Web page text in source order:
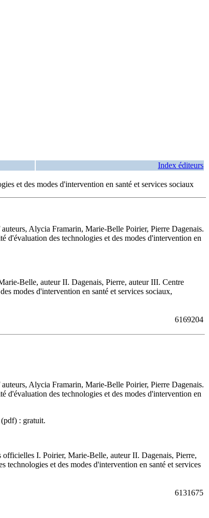
Index éditeurs
et des modes d'intervention en santé et services sociaux
auteurs, Alycia Framarin, Marie-Belle Poirier, Pierre Dagenais.
des technologies et des modes d'intervention en
Belle, auteur II. Dagenais, Pierre, auteur III. Centre
modes d'intervention en santé et services sociaux,
6169204
auteurs, Alycia Framarin, Marie-Belle Poirier, Pierre Dagenais.
des technologies et des modes d'intervention en
(pdf) : gratuit.
I. Poirier, Marie-Belle, auteur II. Dagenais, Pierre,
et des modes d'intervention en santé et services
6131675